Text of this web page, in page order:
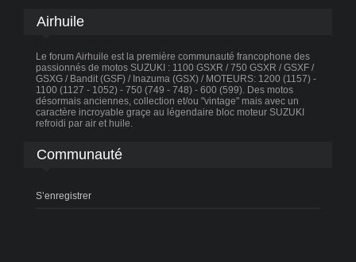
Airhuile
Le forum Airhuile est la première communauté francophone des
passionnés de motos SUZUKI : 1100 GSXR / 750 GSXR / GSXF /
GSXG / Bandit (GSF) / Inazuma (GSX) / MOTEURS: 1200 (1157) -
1100 (1127 - 1052) - 750 (749 - 748) - 600 (599). Des motos
désormais anciennes, collection et/ou "vintage" mais avec un
caractère incroyable graçe au légendaire bloc moteur SUZUKI
refroidi par air et huile.
Communauté
S’enregistrer